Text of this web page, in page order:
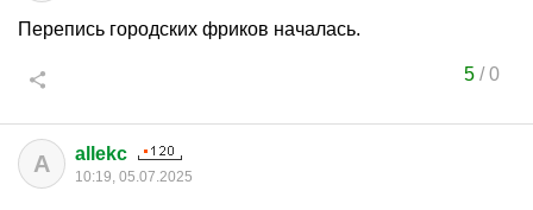
Перепись городских фриков началась.
5/0
A allekc
10:19, 05.07.2025